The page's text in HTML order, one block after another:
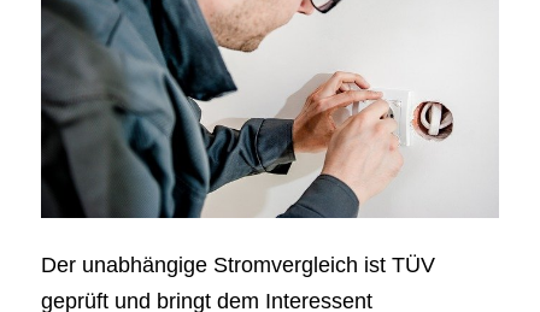
Der unabhängige Stromvergleich ist TÜV
geprüft und bringt dem Interessent